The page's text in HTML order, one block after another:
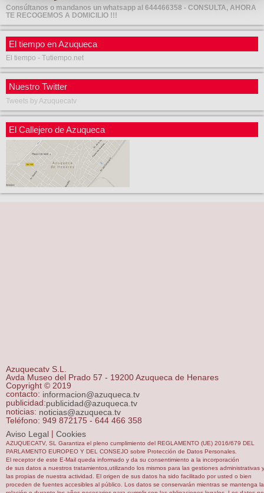
Consúltanos o mandanos un whatsapp al 644466358 - CONSULTA, AHORA
TE RECOGEMOS A DOMICILIO !!!
El tiempo en Azuqueca
El tiempo - Tutiempo.net
Nuestro Twitter
Tweets by Azuquecatv
El Callejero de Azuqueca
Azuquecatv S.L.
Avda Museo del Prado 57 - 19200 Azuqueca de Henares
Copyright © 2019
contacto: informacion@azuqueca.tv
publicidad:publicidad@azuqueca.tv
noticias: noticias@azuqueca.tv
Teléfono: 949 872175 - 644 466 358
Aviso Legal | Cookies
AZUQUECATV, SL Garantiza el pleno cumplimiento del REGLAMENTO (UE) 2016/679 DEL
PARLAMENTO EUROPEO Y DEL CONSEJO sobre Protección de Datos Personales.
El receptor de este E-Mail queda informado y da su consentimiento a la incorporación
de sus datos a nuestros tratamientos,utilizando los mismos para las gestiones administrativas y
las propias de nuestra actividad. El origen de sus datos ha sido facilitado por usted o bien
proceden de fuentes accesibles al público. Los datos se conservarán mientras se mantenga la